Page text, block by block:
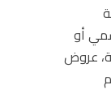
أو
عروض